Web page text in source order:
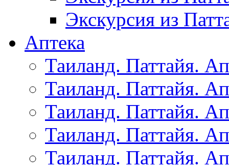
Экскурсия из
Аптека
Таиланд. Паттайя.
Таиланд. Паттайя.
Таиланд. Паттайя.
Таиланд. Паттайя.
Таиланд. Паттайя.